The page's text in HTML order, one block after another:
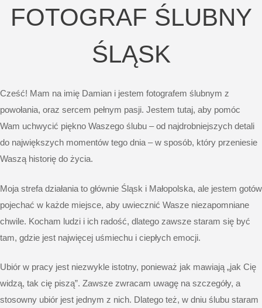
FOTOGRAF ŚLUBNY
ŚLĄSK
Cześć! Mam na imię Damian i jestem fotografem ślubnym z
powołania, oraz sercem pełnym pasji. Jestem tutaj, aby pomóc
Wam uchwycić piękno Waszego ślubu – od najdrobniejszych detali
do największych momentów tego dnia – w sposób, który przeniesie
Waszą historię do życia.
Moja strefa działania to głównie Śląsk i Małopolska, ale jestem gotów
pojechać w każde miejsce, aby uwiecznić Wasze niezapomniane
chwile. Kocham ludzi i ich radość, dlatego zawsze staram się być
tam, gdzie jest najwięcej uśmiechu i ciepłych emocji.
Ubiór w pracy jest niezwykle istotny, ponieważ jak mawiają „jak Cię
widzą, tak cię piszą”. Zawsze zwracam uwagę na szczegóły, a
stosowny ubiór jest jednym z nich. Dlatego też, w dniu ślubu staram